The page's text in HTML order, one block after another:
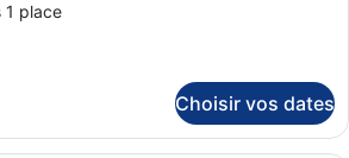
1 place
Choisir vos dates